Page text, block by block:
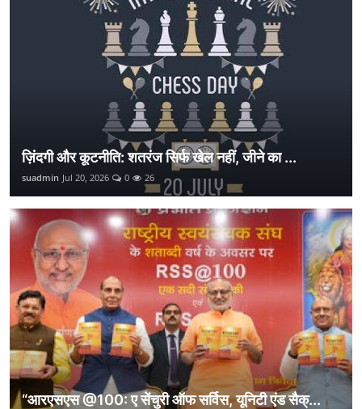
ज़िंदगी और कूटनीति: शतरंज सिर्फ खेल नहीं, जीने का ...
suadmin Jul 20, 2026 0 26
“आरएसएस @100: ए सेंचुरी ऑफ सर्विस, यूनिटी एंड सैक्...